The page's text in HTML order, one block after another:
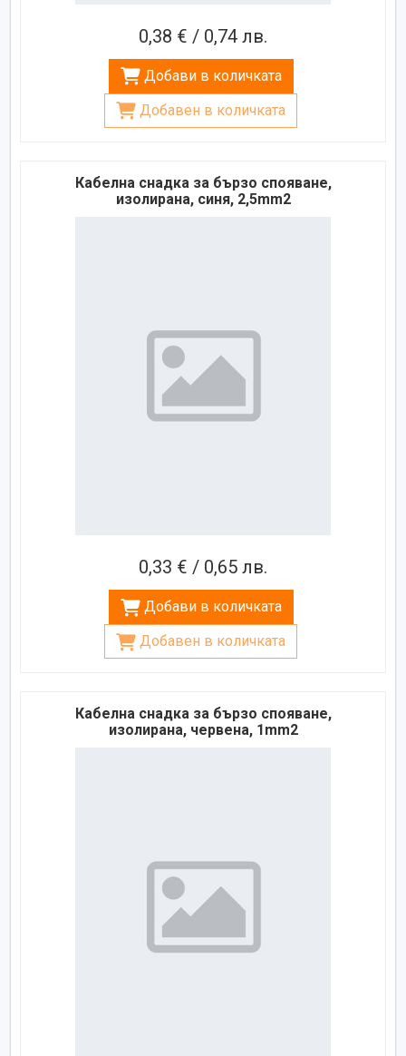
0,38 € / 0,74 лв.
Добави в количката
Добавен в количката
Кабелна снадка за бързо спояване,
изолирана, синя, 2,5mm2
0,33 € / 0,65 лв.
Добави в количката
Добавен в количката
Кабелна снадка за бързо спояване,
изолирана, червена, 1mm2